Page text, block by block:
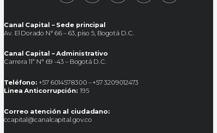
Canal Capital – Sede principal
Av. El Dorado N° 66 – 63, piso 5, Bogotá D.C.
Canal Capital – Administrativo
Carrera 11ª N° 69 -43 – Bogotá D.C.
Teléfono: +57 6014578300 – +57 3209012473
Linea Anticorrupción: 195
Correo atención al ciudadano:
ccapital@canalcapital.gov.co